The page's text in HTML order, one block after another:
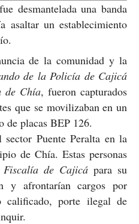
desmantelada una banda
asaltar un establecimiento
de la comunidad y la
de la Policía de Cajicá
de Chía, fueron capturados
que se movilizaban en un
de placas BEP 126.
sector Puente Peralta en la
de Chía. Estas personas
Fiscalía de Cajicá para su
y afrontarían cargos por
calificado, porte ilegal de